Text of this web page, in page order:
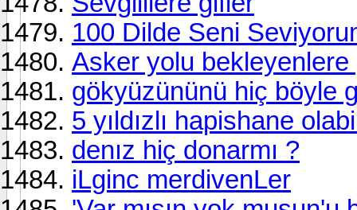
100 Dilde Seni
Asker yolu bekleyenlere
gökyüzününü hiç böyle
5 yıldızlı hapishane
denız hiç donarmı ?
iLginc merdivenLer